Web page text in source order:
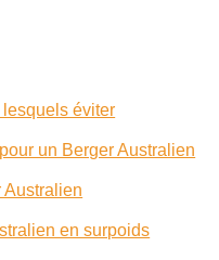
lesquels éviter
un Berger Australien
Australien
en surpoids